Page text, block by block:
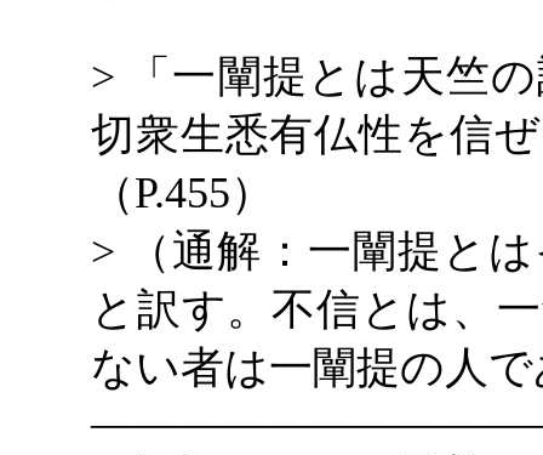
> 「一闡提とは天竺
切衆生悉有仏性を信
（P.455）
> （通解：一闡提と
と訳す。不信とは、
ない者は一闡提の人